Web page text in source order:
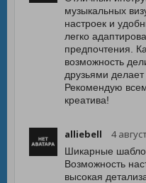
музыкальных
настроек и
легко
предпочтения.
возможность
друзьями
Рекомендую
креатива!
alliebell 4
Шикарные
Возможность
высокая